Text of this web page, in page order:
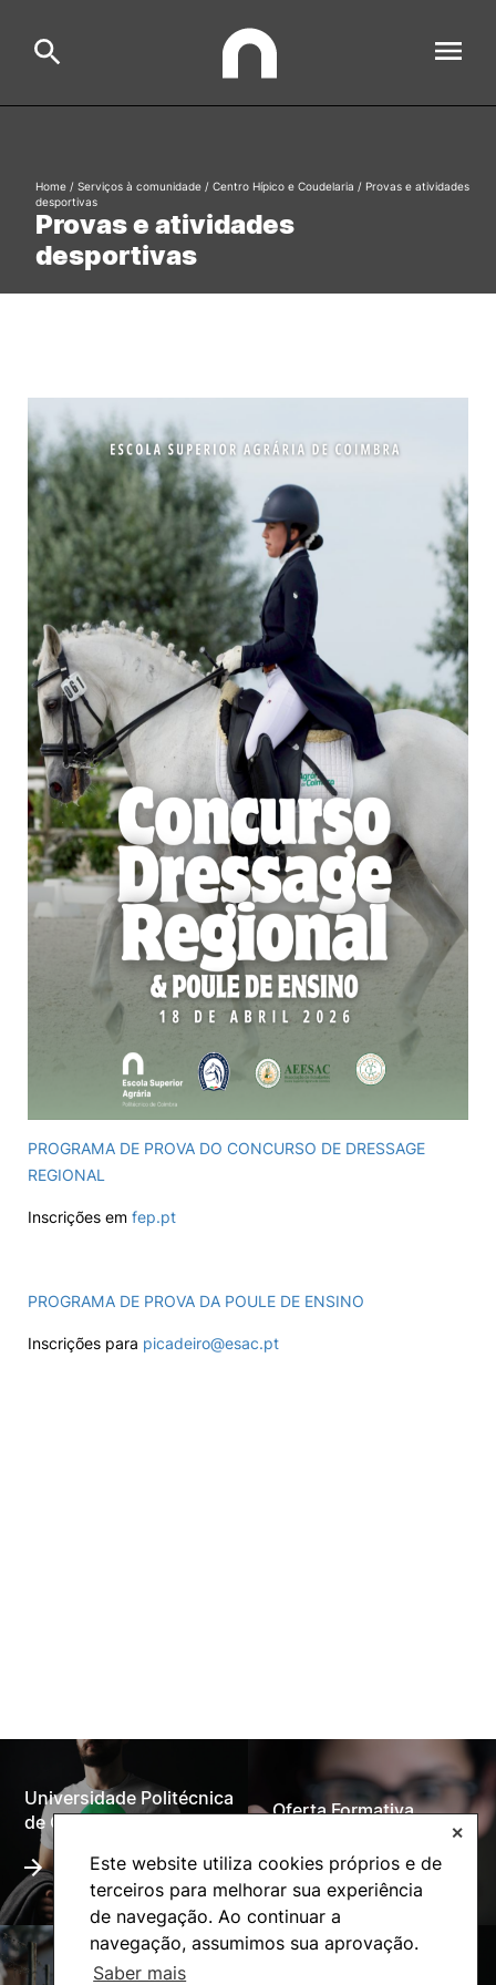
Este website utiliza cookies próprios e de
terceiros para melhorar sua experiência
de navegação. Ao continuar a
navegação, assumimos sua aprovação.
Saber mais
✕
Estudar
International Relations
Ofertas de Emprego e Informações Úteis
Loja da Agrária
Mudança de Par Instituição/Curso
©2026 Instituto Politécnico de Coimbra. Todos os direitos reservados.
Search
Formative Offer
Provas e atividades
desportivas
Home / Serviços à comunidade / Centro Hípico e Coudelaria / Provas e atividades
desportivas
PROGRAMA DE PROVA DO CONCURSO DE DRESSAGE
REGIONAL
Inscrições em fep.pt
PROGRAMA DE PROVA DA POULE DE ENSINO
Inscrições para picadeiro@esac.pt
Universidade Politécnica
de Coimbra
Oferta Formativa